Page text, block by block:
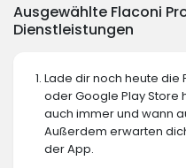
Ausgewählte Flaconi
Dienstleistungen
Lade dir noch heute die
oder Google Play Store
auch immer und wann
Außerdem erwarten
der App.